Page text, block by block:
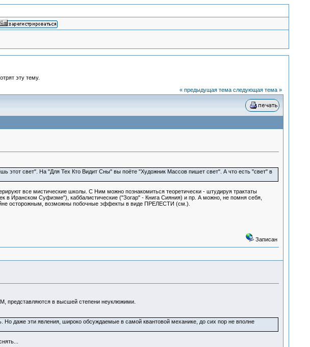
эту тему.
« предыдущая тема следующая тема »
этот свет". На "Для Тех Кто Видит Сны" вы поёте "Художник Массов пишет свет". А что есть "свет" в
все мистические школы. С Ним можно познакомиться теоретически - штудируя трактаты
в Иранском Суфизме"), каббалистические ("Зогар" - Книга Сияния) и пр. А можно, не помня себя,
осторожным, возможны побочные эффекты в виде ПРЕЛЕСТИ (см.).
Записан
представляются в высшей степени неуклюжими.
Но даже эти явления, широко обсуждаемые в самой квантовой механике, до сих пор не вполне